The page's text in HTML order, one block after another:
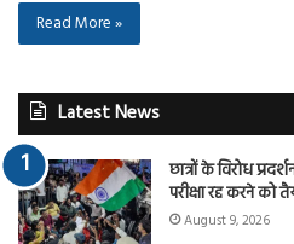
Read More »
Latest News
छात्रों के विरोध
परीक्षा रद्द करने को
August 9, 2026